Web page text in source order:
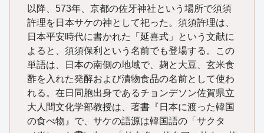
以降、573年、京都の佐牙神社という場所で須須
許理を日本サケの神として祀った。須須許理は、
日本平安時代に書かれた「延喜式」という文献に
よると、須須保利という名前でも登場する。この
単語は、日本の南側の地域で、麹と大豆、玄米食
酢を入れた発酵および漬物食品の名前として使わ
れる。在日同胞出身であるチョンデソン佐賀県立
大人間文化学部教授は、著書『日本に渡った韓国
の食べ物』で、サケの語源は韓国語の「サクタ